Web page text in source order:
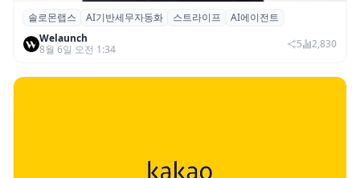
솔로몬랩스, 스트라이프 출신 이창헌 영입…
절세 전략 AI 에이전트 개발 본격화
솔로몬랩스 AI기반세무자동화 스트라이프
AI에이전트
Welaunch
8월 6일 오전 1:34
5 2,830